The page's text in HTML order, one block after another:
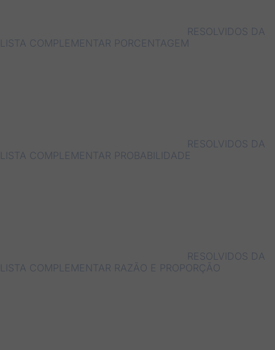
RESOLVIDOS DA
LISTA COMPLEMENTAR PORCENTAGEM
RESOLVIDOS DA
LISTA COMPLEMENTAR PROBABILIDADE
RESOLVIDOS DA
LISTA COMPLEMENTAR RAZÃO E PROPORÇÃO